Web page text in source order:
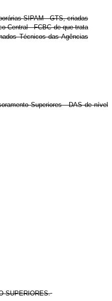
SIPAM - GTS, criadas
Central - FCBC de que trata
Técnicos das Agências
Superiores - DAS de nível
SUPERIORES.